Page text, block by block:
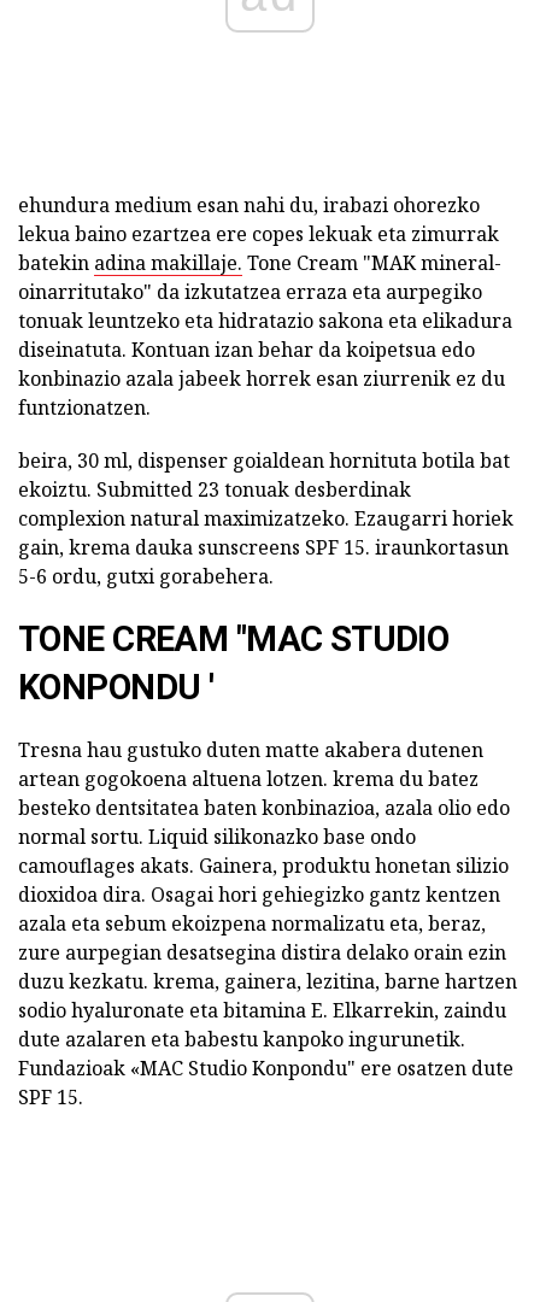
ehundura medium esan nahi du, irabazi ohorezko
lekua baino ezartzea ere copes lekuak eta zimurrak
batekin adina makillaje. Tone Cream "MAK mineral-
oinarritutako" da izkutatzea erraza eta aurpegiko
tonuak leuntzeko eta hidratazio sakona eta elikadura
diseinatuta. Kontuan izan behar da koipetsua edo
konbinazio azala jabeek horrek esan ziurrenik ez du
funtzionatzen.
beira, 30 ml, dispenser goialdean hornituta botila bat
ekoiztu. Submitted 23 tonuak desberdinak
complexion natural maximizatzeko. Ezaugarri horiek
gain, krema dauka sunscreens SPF 15. iraunkortasun
5-6 ordu, gutxi gorabehera.
TONE CREAM "MAC STUDIO
KONPONDU '
Tresna hau gustuko duten matte akabera dutenen
artean gogokoena altuena lotzen. krema du batez
besteko dentsitatea baten konbinazioa, azala olio edo
normal sortu. Liquid silikonazko base ondo
camouflages akats. Gainera, produktu honetan silizio
dioxidoa dira. Osagai hori gehiegizko gantz kentzen
azala eta sebum ekoizpena normalizatu eta, beraz,
zure aurpegian desatsegina distira delako orain ezin
duzu kezkatu. krema, gainera, lezitina, barne hartzen
sodio hyaluronate eta bitamina E. Elkarrekin, zaindu
dute azalaren eta babestu kanpoko ingurunetik.
Fundazioak «MAC Studio Konpondu" ere osatzen dute
SPF 15.